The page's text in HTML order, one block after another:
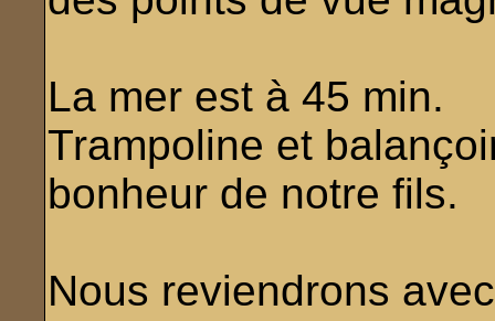
La mer est à 45 min.
Trampoline et
bonheur de notre fils.
Nous reviendrons